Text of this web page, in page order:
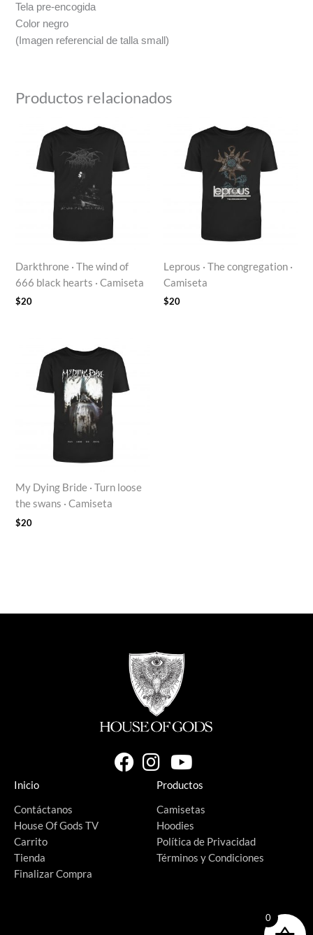
Tela pre-encogida
Color negro
(Imagen referencial de talla small)
Productos relacionados
Darkthrone · The wind of
666 black hearts · Camiseta
$20
Leprous · The congregation ·
Camiseta
$20
My Dying Bride · Turn loose
the swans · Camiseta
$20
Inicio
Contáctanos
House Of Gods TV
Productos
Camisetas
Hoodies
Carrito
Tienda
Finalizar Compra
Política de Privacidad
Términos y Condiciones
0